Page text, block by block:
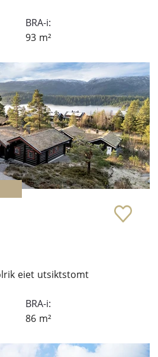
BRA-i:
93 m²
eiet utsiktstomt
BRA-i:
86 m²